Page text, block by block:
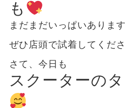
も
まだまだいっぱいあります
ぜひ店頭で試着してくだ
さて、今日も
スクーターの